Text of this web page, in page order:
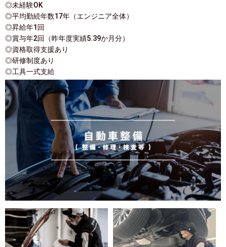
◎未経験OK
◎平均勤続年数17年（エンジニア全体）
◎昇給年1回
◎賞与年2回（昨年度実績5.39か月分）
◎資格取得支援あり
◎研修制度あり
◎工具一式支給